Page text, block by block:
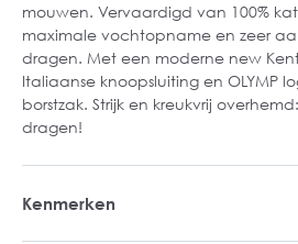
mouwen. Vervaardigd van 100%
maximale vochtopname en zeer
dragen. Met een moderne new
Italiaanse knoopsluiting en OLYMP
borstzak. Strijk en kreukvrij
dragen!
Kenmerken